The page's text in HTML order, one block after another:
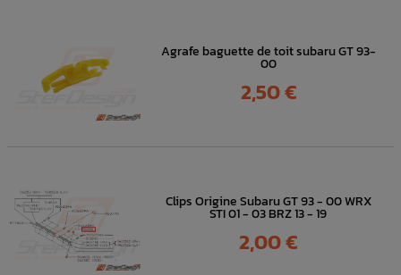
Agrafe baguette de toit subaru GT 93-
00
Prix
2,50 €
Clips Origine Subaru GT 93 - 00 WRX
STI 01 - 03 BRZ 13 - 19
Prix
2,00 €